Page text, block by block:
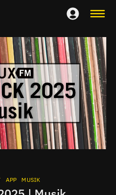
APP MUSIK